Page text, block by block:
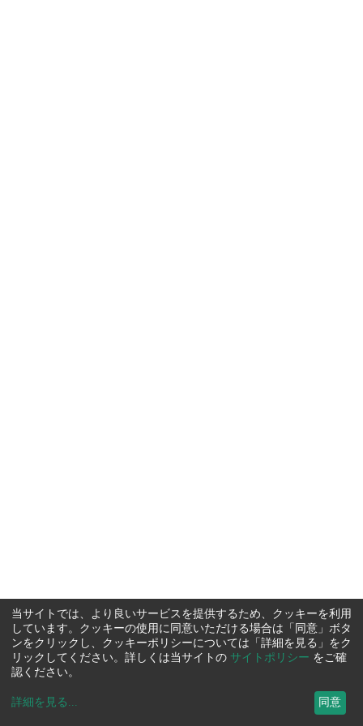
当サイトでは、より良いサービスを提供するため、クッキーを利用
しています。クッキーの使用に同意いただける場合は「同意」ボタ
ンをクリックし、クッキーポリシーについては「詳細を見る」をク
リックしてください。詳しくは当サイトの サイトポリシー をご確
認ください。
詳細を見る ... 同意